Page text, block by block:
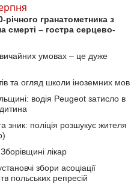
річного гранатометника з
смерті – гостра серцево-
умовах – це дуже
та огляд школи іноземних мов
водія Peugeot затисло в
зник: поліція розшукує жителя
лікар
збори асоціації
польських репресій